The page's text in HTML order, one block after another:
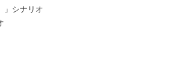
」シナリオ